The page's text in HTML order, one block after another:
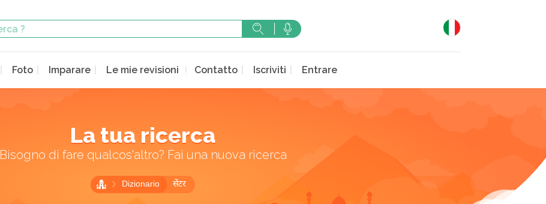
Foto Imparare Le mie revisioni Contatto Iscriviti Entrare
La tua ricerca
Bisogno di fare qualcos'altro? Fai una nuova ricerca
Dizionario सेंटर